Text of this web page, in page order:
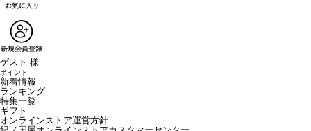
ゲスト 様
ポイント
新着情報
ランキング
特集一覧
ギフト
オンラインストア運営方針